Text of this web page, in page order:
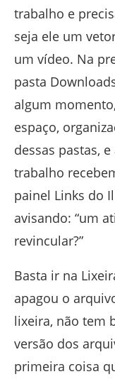
trabalho e
seja ele um
um vídeo. Na
pasta
algum
espaço,
dessas pastas,
trabalho
painel Links do
avisando: “um
revincular?”
Basta ir na
apagou o
lixeira, não tem
versão dos
primeira coisa